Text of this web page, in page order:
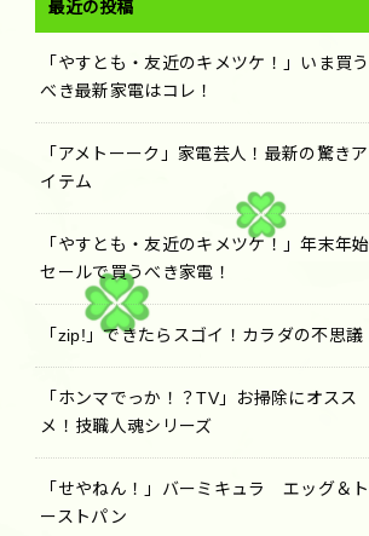
最近の投稿
「やすとも・友近のキメツケ！」いま買う
べき最新家電はコレ！
「アメトーーク」家電芸人！最新の驚きア
イテム
「やすとも・友近のキメツケ！」年末年始
セールで買うべき家電！
「zip!」できたらスゴイ！カラダの不思議
「ホンマでっか！？TV」お掃除にオスス
メ！技職人魂シリーズ
「せやねん！」バーミキュラ エッグ＆ト
ーストパン